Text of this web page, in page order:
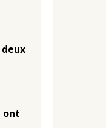
deux
ont